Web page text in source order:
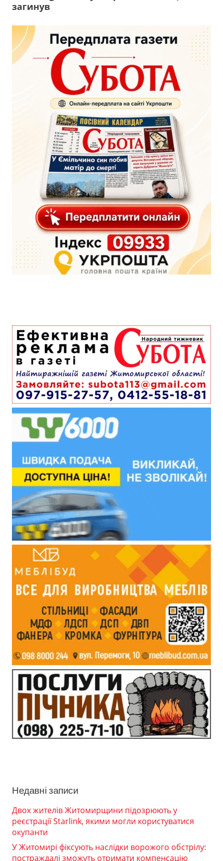
загинув
Недавні записи
Двох жителів Житомирщини підозрюють у
реєстрації Starlink, якими могли користуватися
окупанти
У Житомирі фіксують наслідки ворожого обстрілу:
постраждалі зможуть отримати компенсацію